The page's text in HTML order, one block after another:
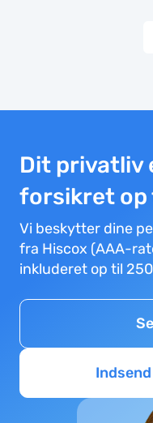
to
cost
it
Dit privatliv
forsikret op
Vi beskytter dine
fra Hiscox (AAA-
inkluderet op til